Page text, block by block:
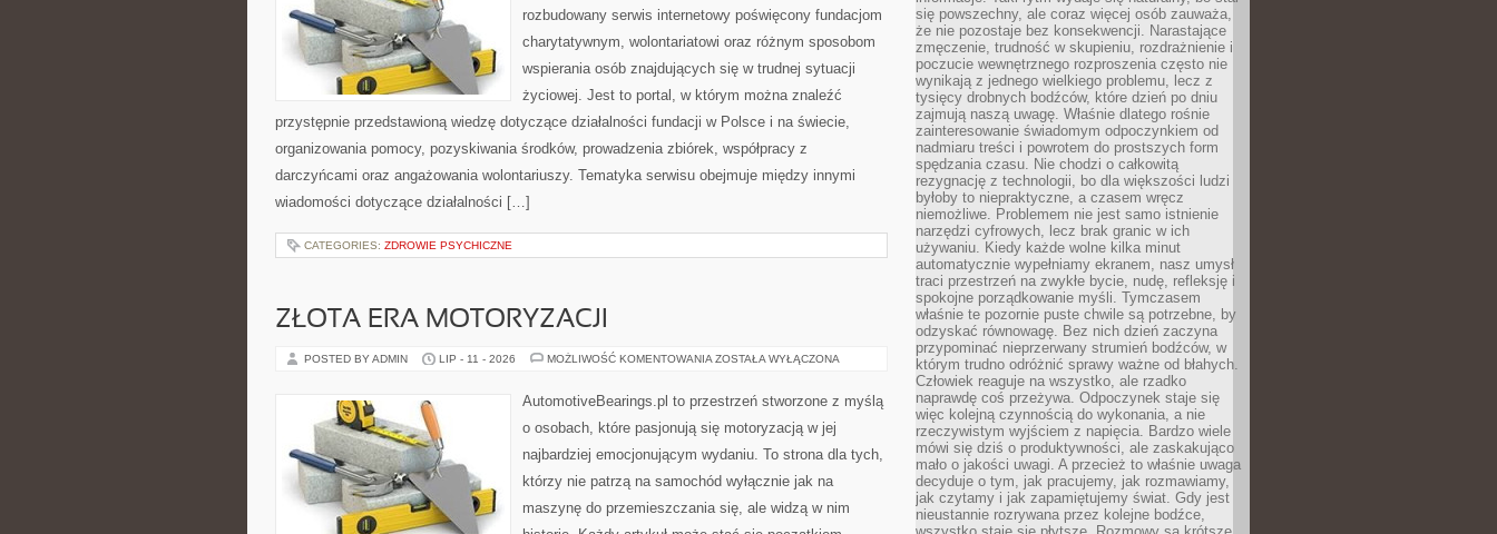
rozbudowany serwis internetowy poświęcony fundacjom
charytatywnym, wolontariatowi oraz różnym sposobom
wspierania osób znajdujących się w trudnej sytuacji
życiowej. Jest to portal, w którym można znaleźć
przystępnie przedstawioną wiedzę dotyczące działalności fundacji w Polsce i na świecie,
organizowania pomocy, pozyskiwania środków, prowadzenia zbiórek, współpracy z
darczyńcami oraz angażowania wolontariuszy. Tematyka serwisu obejmuje między innymi
wiadomości dotyczące działalności […]
CATEGORIES: ZDROWIE PSYCHICZNE
ZŁOTA ERA MOTORYZACJI
POSTED BY ADMIN LIP - 11 - 2026 MOŻLIWOŚĆ KOMENTOWANIA ZŁOTA
ZOSTAŁA WYŁĄCZONA
AutomotiveBearings.pl to przestrzeń stworzone z myślą
o osobach, które pasjonują się motoryzacją w jej
najbardziej emocjonującym wydaniu. To strona dla tych,
którzy nie patrzą na samochód wyłącznie jak na
maszynę do przemieszczania się, ale widzą w nim
się powszechny, ale coraz więcej osób zauważa,
że nie pozostaje bez konsekwencji. Narastające
zmęczenie, trudność w skupieniu, rozdrażnienie i
poczucie wewnętrznego rozproszenia często nie
wynikają z jednego wielkiego problemu, lecz z
tysięcy drobnych bodźców, które dzień po dniu
zajmują naszą uwagę. Właśnie dlatego rośnie
zainteresowanie świadomym odpoczynkiem od
nadmiaru treści i powrotem do prostszych form
spędzania czasu. Nie chodzi o całkowitą
rezygnację z technologii, bo dla większości ludzi
byłoby to niepraktyczne, a czasem wręcz
niemożliwe. Problemem nie jest samo istnienie
narzędzi cyfrowych, lecz brak granic w ich
używaniu. Kiedy każde wolne kilka minut
automatycznie wypełniamy ekranem, nasz umysł
traci przestrzeń na zwykłe bycie, nudę, refleksję i
spokojne porządkowanie myśli. Tymczasem
właśnie te pozornie puste chwile są potrzebne, by
odzyskać równowagę. Bez nich dzień zaczyna
przypominać nieprzerwany strumień bodźców, w
którym trudno odróżnić sprawy ważne od błahych.
Człowiek reaguje na wszystko, ale rzadko
naprawdę coś przeżywa. Odpoczynek staje się
więc kolejną czynnością do wykonania, a nie
rzeczywistym wyjściem z napięcia. Bardzo wiele
mówi się dziś o produktywności, ale zaskakująco
mało o jakości uwagi. A przecież to właśnie uwaga
decyduje o tym, jak pracujemy, jak rozmawiamy,
jak czytamy i jak zapamiętujemy świat. Gdy jest
nieustannie rozrywana przez kolejne bodźce,